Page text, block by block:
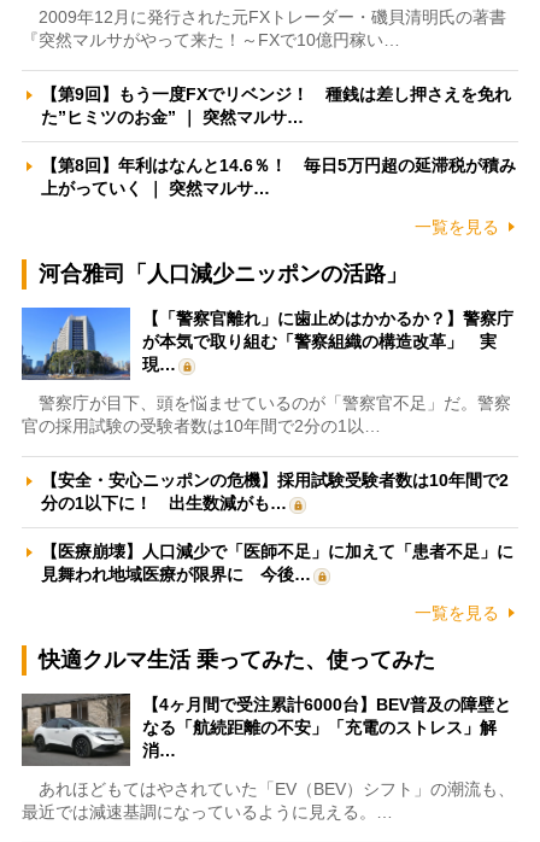
2009年12月に発行された元FXトレーダー・磯貝清明氏の著書
『突然マルサがやって来た！～FXで10億円稼い…
【第9回】もう一度FXでリベンジ！ 種銭は差し押さえを免れ
た”ヒミツのお金” ｜ 突然マルサ…
【第8回】年利はなんと14.6％！ 毎日5万円超の延滞税が積み
上がっていく ｜ 突然マルサ…
一覧を見る
河合雅司「人口減少ニッポンの活路」
【「警察官離れ」に歯止めはかかるか？】警察庁
が本気で取り組む「警察組織の構造改革」 実
現…
警察庁が目下、頭を悩ませているのが「警察官不足」だ。警察
官の採用試験の受験者数は10年間で2分の1以…
【安全・安心ニッポンの危機】採用試験受験者数は10年間で2
分の1以下に！ 出生数減がも…
【医療崩壊】人口減少で「医師不足」に加えて「患者不足」に
見舞われ地域医療が限界に 今後…
一覧を見る
快適クルマ生活 乗ってみた、使ってみた
【4ヶ月間で受注累計6000台】BEV普及の障壁と
なる「航続距離の不安」「充電のストレス」解
消…
あれほどもてはやされていた「EV（BEV）シフト」の潮流も、
最近では減速基調になっているように見える。…